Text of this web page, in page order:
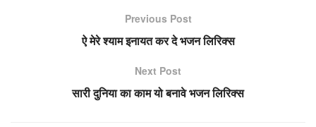
Previous Post
ऐ मेरे श्याम इनायत कर दे भजन लिरिक्स
Next Post
सारी दुनिया का काम यो बनावे भजन लिरिक्स